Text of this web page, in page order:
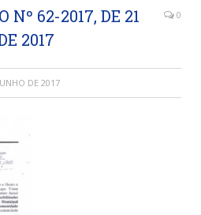
Nº 62-2017, DE 21
2017
0
DE 2017